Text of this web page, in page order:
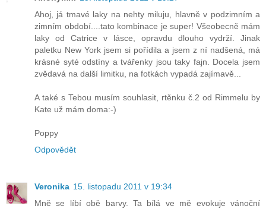
Ahoj, já tmavé laky na nehty miluju, hlavně v podzimním a
zimním období....tato kombinace je super! Všeobecně mám
laky od Catrice v lásce, opravdu dlouho vydrží. Jinak
paletku New York jsem si pořídila a jsem z ní nadšená, má
krásné syté odstíny a tvářenky jsou taky fajn. Docela jsem
zvědavá na další limitku, na fotkách vypadá zajímavě...
A také s Tebou musím souhlasit, rtěnku č.2 od Rimmelu by
Kate už mám doma:-)
Poppy
Odpovědět
Veronika 15. listopadu 2011 v 19:34
Mně se líbí obě barvy. Ta bílá ve mě evokuje vánoční